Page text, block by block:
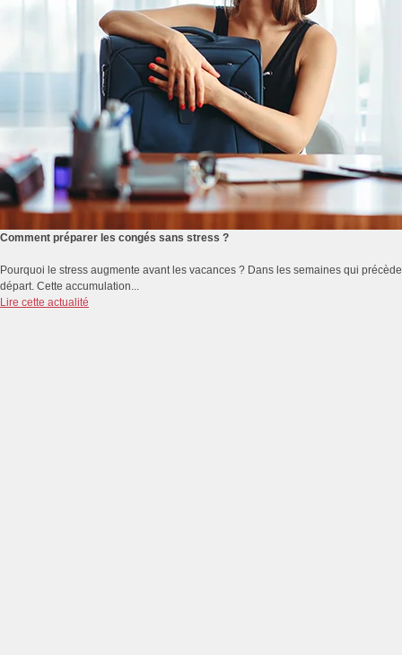
Comment préparer les congés sans stress ?
Pourquoi le stress augmente avant les vacances ? Dans les semaines qui
départ. Cette accumulation...
Lire cette actualité